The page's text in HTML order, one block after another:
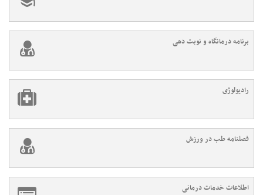
برنامه درمانگاه و نوبت دهی
رادیولوژی
فصلنامه طب در ورزش
اطلاعات خدمات درمانی